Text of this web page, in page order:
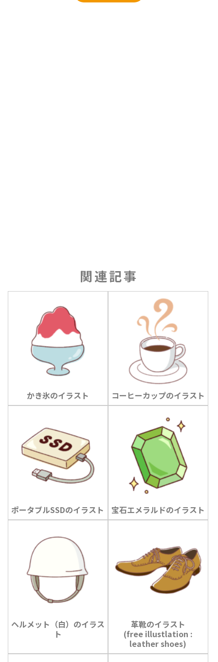
関連記事
かき氷のイラスト コーヒーカップのイラスト
ポータブルSSDのイラスト 宝石エメラルドのイラスト
ヘルメット（白）のイラス
ト
革靴のイラスト
(free illustlation :
leather shoes)